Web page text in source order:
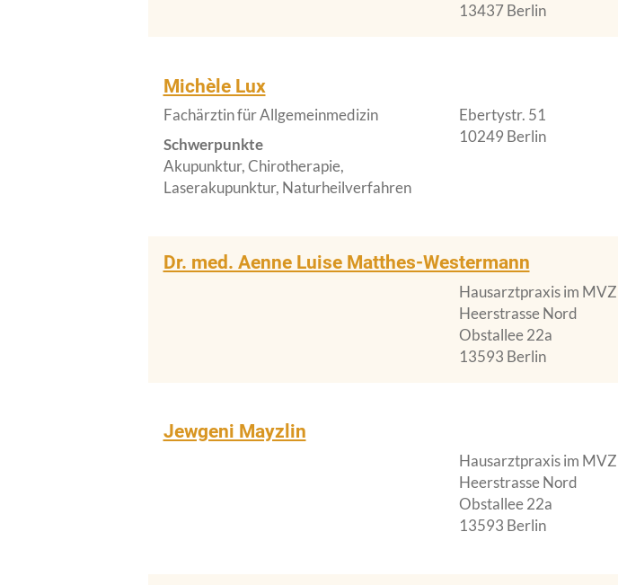
13437 Berlin
Michèle Lux
Fachärztin für Allgemeinmedizin
Schwerpunkte
Akupunktur, Chirotherapie,
Laserakupunktur, Naturheilverfahren
Ebertystr. 51
10249 Berlin
Dr. med. Aenne Luise Matthes-Westermann
Hausarztpraxis im MVZ
Heerstrasse Nord
Obstallee 22a
13593 Berlin
Jewgeni Mayzlin
Hausarztpraxis im MVZ
Heerstrasse Nord
Obstallee 22a
13593 Berlin